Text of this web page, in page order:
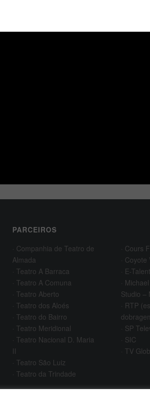
PARCEIROS
· Companhia de Teatro de
Almada
· Teatro A Barraca
· Teatro A Comuna
· Teatro Aberto
· Teatro dos Aloés
· Teatro do Bairro
· Teatro Meridional
· Teatro Nacional D. Maria
· Teatro São Luiz
· Teatro da Trindade
· Cours
·
· E-
·
Studio –
· RTP
· SP
· SIC
· TV